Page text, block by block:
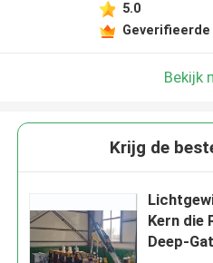
5.0
Bekijk
Krijg de
Kern die
Deep-